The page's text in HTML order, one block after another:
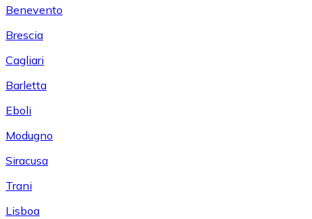
Benevento
Brescia
Cagliari
Barletta
Eboli
Modugno
Siracusa
Trani
Lisboa